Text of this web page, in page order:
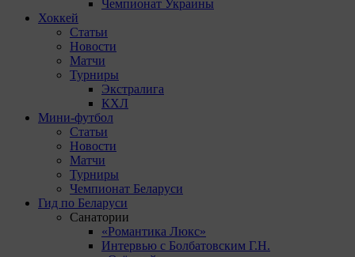
Чемпионат Украины
Хоккей
Статьи
Новости
Матчи
Турниры
Экстралига
КХЛ
Мини-футбол
Статьи
Новости
Матчи
Турниры
Чемпионат Беларуси
Гид по Беларуси
Санатории
«Романтика Люкс»
Интервью с Болбатовским Г.Н.